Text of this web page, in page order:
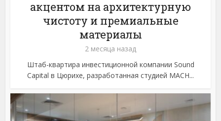
акцентом на архитектурную
чистоту и премиальные
материалы
2 месяца назад
Штаб-квартира инвестиционной компании Sound
Capital в Цюрихе, разработанная студией MACH...